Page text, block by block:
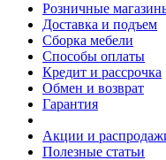
Розничные
Доставка и подъем
Сборка мебели
Способы оплаты
Кредит и рассрочка
Обмен и возврат
Гарантия
Акции и
Полезные статьи